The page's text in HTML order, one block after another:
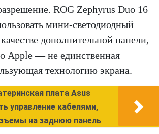
ROG Zephyrus Duo 16
мини-светодиодный
дополнительной панели,
Apple — не единственная
технологию экрана.
плата Asus
управление кабелями,
на заднюю панель